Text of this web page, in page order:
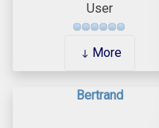
User
More
Bertrand